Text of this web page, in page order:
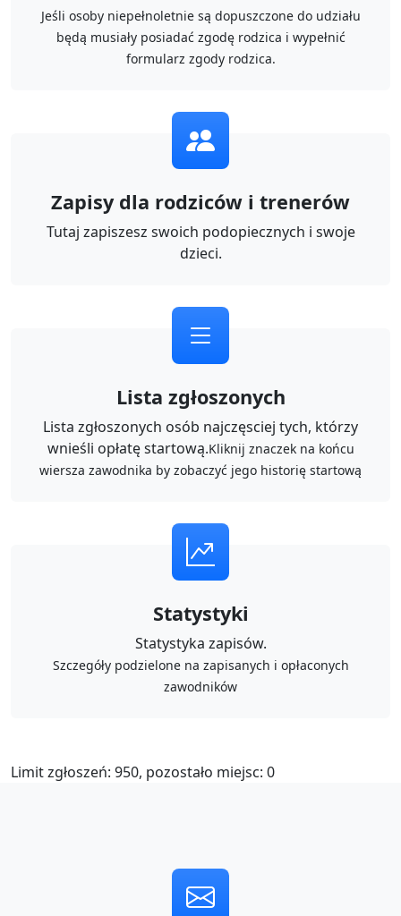
Jeśli osoby niepełnoletnie są dopuszczone do udziału
będą musiały posiadać zgodę rodzica i wypełnić
formularz zgody rodzica.
Zapisy dla rodziców i trenerów
Tutaj zapiszesz swoich podopiecznych i swoje
dzieci.
Lista zgłoszonych
Lista zgłoszonych osób najczęsciej tych, którzy
wnieśli opłatę startową.Kliknij znaczek na końcu
wiersza zawodnika by zobaczyć jego historię startową
Statystyki
Statystyka zapisów.
Szczegóły podzielone na zapisanych i opłaconych
zawodników
Limit zgłoszeń: 950, pozostało miejsc: 0